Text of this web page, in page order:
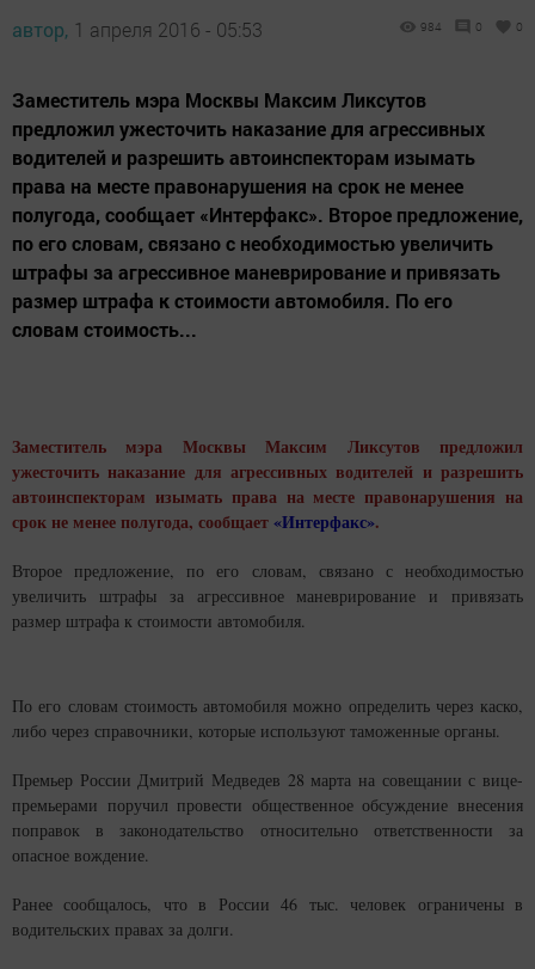
автор, 1 апреля 2016 - 05:53 984 0 0
Заместитель мэра Москвы Максим Ликсутов
предложил ужесточить наказание для агрессивных
водителей и разрешить автоинспекторам изымать
права на месте правонарушения на срок не менее
полугода, сообщает «Интерфакс». Второе предложение,
по его словам, связано с необходимостью увеличить
штрафы за агрессивное маневрирование и привязать
размер штрафа к стоимости автомобиля. По его
словам стоимость...
Заместитель мэра Москвы Максим Ликсутов предложил
ужесточить наказание для агрессивных водителей и разрешить
автоинспекторам изымать права на месте правонарушения на
срок не менее полугода, сообщает«Интерфакс».
Второе предложение, по его словам, связано с необходимостью
увеличить штрафы за агрессивное маневрирование и привязать
размер штрафа к стоимости автомобиля.
По его словам стоимость автомобиля можно определить через каско,
либо через справочники, которые используют таможенные органы.
Премьер России Дмитрий Медведев 28 марта на совещании с вице-
премьерами поручил провести общественное обсуждение внесения
поправок в законодательство относительно ответственности за
опасное вождение.
Ранее сообщалось, что в России 46 тыс. человек ограничены в
водительских правах за долги.